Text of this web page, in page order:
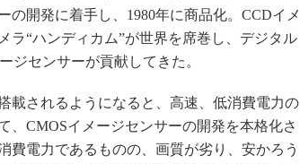
の開発に着手し、1980年に商品化。CCDイメ
ラ“ハンディカム”が世界を席巻し、デジタル
ジセンサーが貢献してきた。
載されるようになると、高速、低消費電力の
、CMOSイメージセンサーの開発を本格化さ
費電力であるものの、画質が劣り、安かろう